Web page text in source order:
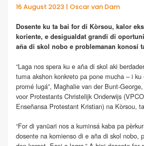
16 August 2023 | Oscar van Dam
Dosente ku ta bai for di Kòrsou, kalor
koriente, e desigualdat grandi di
aña di skol nobo e problemanan konosí
“Laga nos spera ku e aña di skol aki
tuma akshon konkreto pa pone mucha – i ku
promé lugá”, Maghalie van der Bunt-
voor Protestants Christelijk Onderwijs
Enseñansa Protestant Kristian) na Kòrsou,
“For di yanüari nos a kuminsá kaba pa
dosente na komienso di e aña di skol nobo,